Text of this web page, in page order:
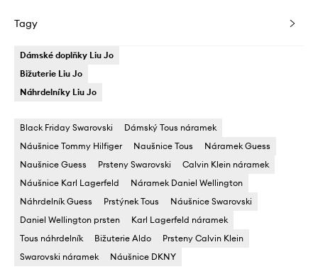
Tagy
Dámské doplňky Liu Jo
Bižuterie Liu Jo
Náhrdelníky Liu Jo
Black Friday Swarovski
Dámský Tous náramek
Náušnice Tommy Hilfiger
Naušnice Tous
Náramek Guess
Naušnice Guess
Prsteny Swarovski
Calvin Klein náramek
Náušnice Karl Lagerfeld
Náramek Daniel Wellington
Náhrdelník Guess
Prstýnek Tous
Náušnice Swarovski
Daniel Wellington prsten
Karl Lagerfeld náramek
Tous náhrdelník
Bižuterie Aldo
Prsteny Calvin Klein
Swarovski náramek
Náušnice DKNY